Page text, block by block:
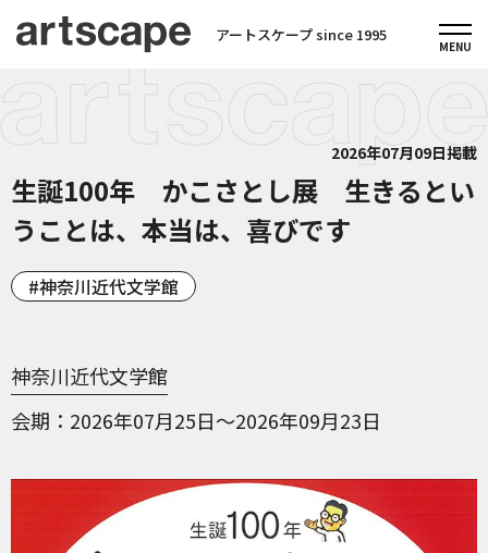
アートスケープ since 1995
2026年07月09日掲載
生誕100年 かこさとし展 生きるとい
うことは、本当は、喜びです
神奈川近代文学館
神奈川近代文学館
会期
2026年07月25日～2026年09月23日